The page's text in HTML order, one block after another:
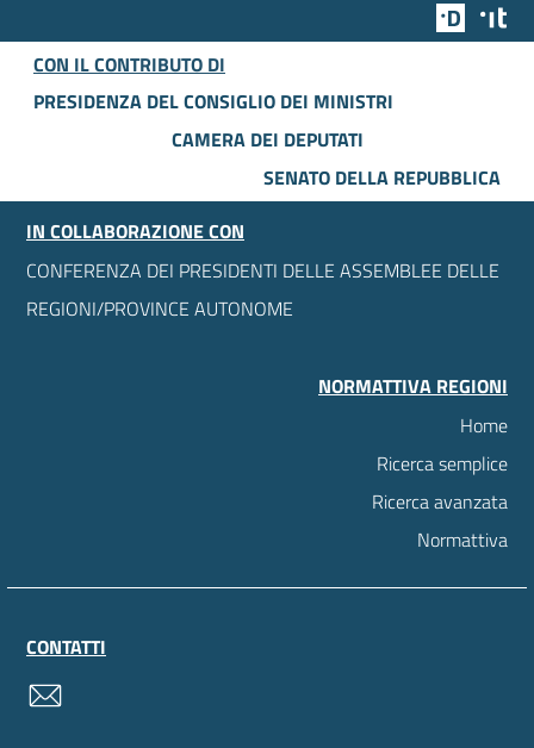
Team
CON IL CONTRIBUTO DI
PRESIDENZA DEL CONSIGLIO DEI MINISTRI
CAMERA DEI DEPUTATI
SENATO DELLA REPUBBLICA
IN COLLABORAZIONE CON
CONFERENZA DEI PRESIDENTI DELLE ASSEMBLEE DELLE
REGIONI/PROVINCE AUTONOME
NORMATTIVA REGIONI
Home
Ricerca semplice
Ricerca avanzata
Normattiva
CONTATTI